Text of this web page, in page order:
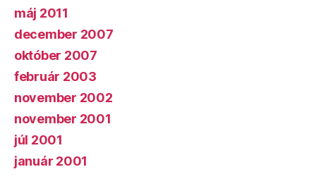
máj 2011
december 2007
október 2007
február 2003
november 2002
november 2001
júl 2001
január 2001